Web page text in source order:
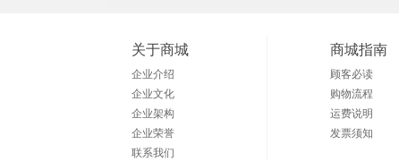
关于商城
企业介绍
企业文化
企业架构
企业荣誉
联系我们
商城指南
顾客必读
购物流程
运费说明
发票须知